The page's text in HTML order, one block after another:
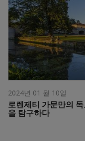
2024년 01 월 10일
로렌제티 가문만의
을 탐구하다